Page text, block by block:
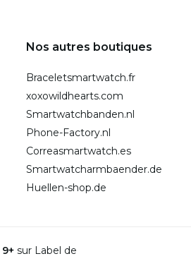
Nos autres boutiques
Braceletsmartwatch.fr
xoxowildhearts.com
Smartwatchbanden.nl
Phone-Factory.nl
Correasmartwatch.es
Smartwatcharmbaender.de
Huellen-shop.de
9+sur Label de